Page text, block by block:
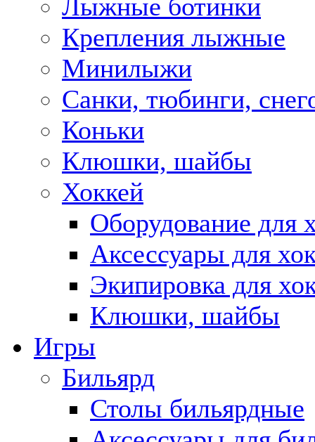
Лыжные ботинки
Крепления лыжные
Минилыжи
Санки, тюбинги,
Коньки
Клюшки, шайбы
Хоккей
Оборудование для
Аксессуары для
Экипировка для
Клюшки, шайбы
Игры
Бильярд
Столы бильярдные